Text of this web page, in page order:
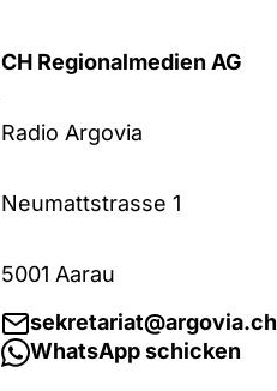
CH Regionalmedien AG
Radio Argovia
Neumattstrasse 1
5001 Aarau
sekretariat@argovia.ch
WhatsApp schicken